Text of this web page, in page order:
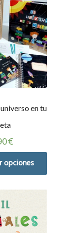
en tu
€
opciones